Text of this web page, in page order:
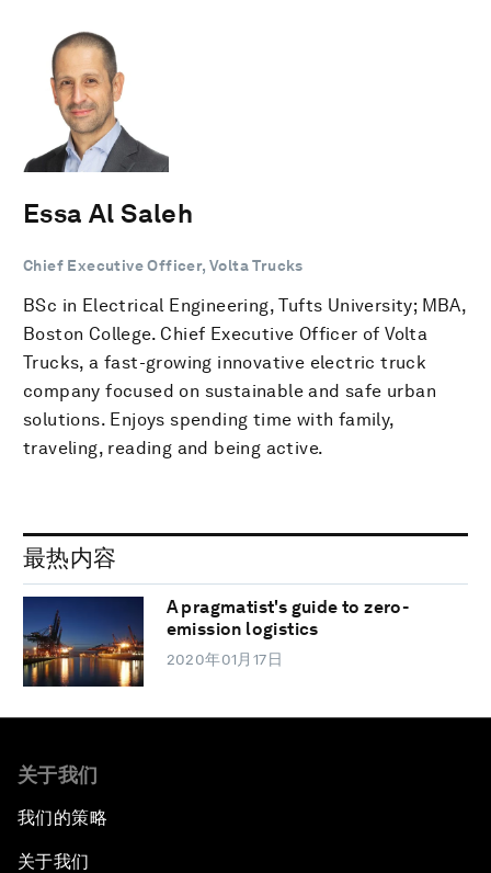
Essa Al Saleh
Chief Executive Officer, Volta Trucks
BSc in Electrical Engineering, Tufts University; MBA,
Boston College. Chief Executive Officer of Volta
Trucks, a fast-growing innovative electric truck
company focused on sustainable and safe urban
solutions. Enjoys spending time with family,
traveling, reading and being active.
最热内容
A pragmatist's guide to zero-
emission logistics
2020年01月17日
关于我们
我们的策略
关于我们